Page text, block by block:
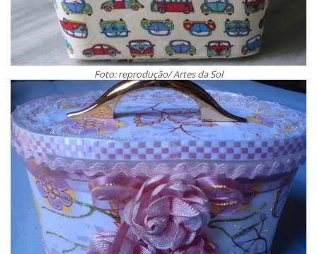
Foto: reprodução/ Artes da Sol